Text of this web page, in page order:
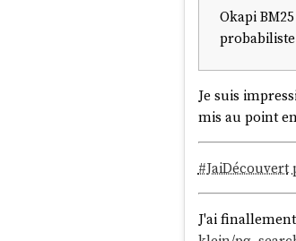
Okapi
Je suis
mis au point
#JaiDécouvert
J'ai